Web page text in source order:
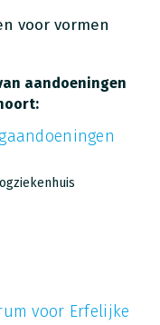
voor vormen
aandoeningen
voor Erfelijke